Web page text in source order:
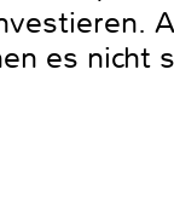
es nicht